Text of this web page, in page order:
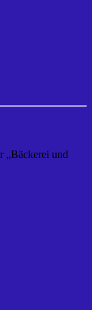
„Bäckerei und